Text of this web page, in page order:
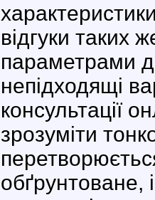
відгуки таких
параметрами
непідходящі
консультації
зрозуміти
обґрунтоване,